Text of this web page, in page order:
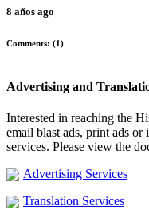
8 años ago
Comments: (1)
Advertising and
Interested in reaching the
email blast ads, print ads or
services. Please view the
Advertising Services
Translation Services